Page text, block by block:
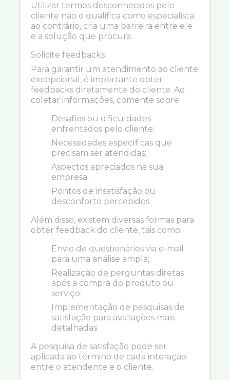
Utilizar termos desconhecidos pelo
cliente não o qualifica como especialista;
ao contrário, cria uma barreira entre ele
e a solução que procura.
Solicite feedbacks
Para garantir um atendimento ao cliente
excepcional, é importante obter
feedbacks diretamente do cliente. Ao
coletar informações, comente sobre:
Desafios ou dificuldades
enfrentados pelo cliente;
Necessidades específicas que
precisam ser atendidas;
Aspectos apreciados na sua
empresa;
Pontos de insatisfação ou
desconforto percebidos.
Além disso, existem diversas formas para
obter feedback do cliente, tais como:
Envio de questionários via e-mail
para uma análise ampla;
Realização de perguntas diretas
após a compra do produto ou
serviço;
Implementação de pesquisas de
satisfação para avaliações mais
detalhadas.
A pesquisa de satisfação pode ser
aplicada ao término de cada interação
entre o atendente e o cliente.